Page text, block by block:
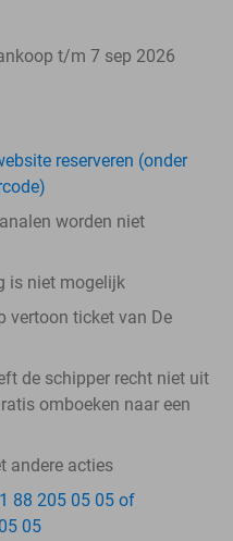
t/m 7 sep 2026
reserveren (onder
worden niet
is niet mogelijk
vertoon ticket van De
de schipper recht niet uit
omboeken naar een
andere acties
88 205 05 05 of
05